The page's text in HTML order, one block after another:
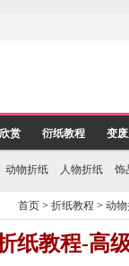
赏 衍纸教程 变
动物折纸 人物折纸 饰
首页 >折纸教程 >动
纸教程-高